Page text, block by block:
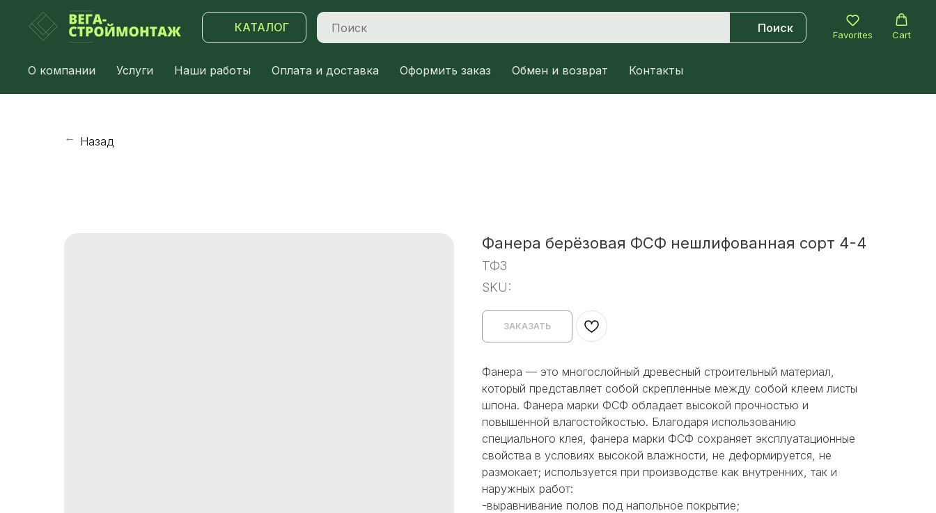
КАТАЛОГ Поиск
Favorites Cart
О компании Услуги Наши работы Оплата и доставка Оформить заказ Обмен и возврат Контакты
→ Назад
Фанера берёзовая ФСФ нешлифованная сорт 4-4
ТФЗ
SKU:
ЗАКАЗАТЬ
Фанера — это многослойный древесный строительный материал,
который представляет собой скрепленные между собой клеем листы
шпона. Фанера марки ФСФ обладает высокой прочностью и
повышенной влагостойкостью. Благодаря использованию
специального клея, фанера марки ФСФ сохраняет эксплуатационные
свойства в условиях высокой влажности, не деформируется, не
размокает; используется при производстве как внутренних, так и
наружных работ:
-выравнивание полов под напольное покрытие;